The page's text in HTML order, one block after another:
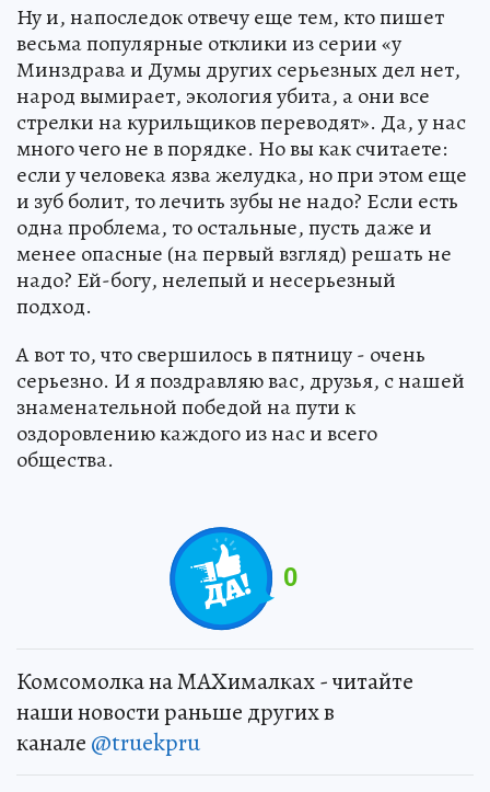
Ну и, напоследок отвечу еще тем, кто пишет
весьма популярные отклики из серии «у
Минздрава и Думы других серьезных дел нет,
народ вымирает, экология убита, а они все
стрелки на курильщиков переводят». Да, у нас
много чего не в порядке. Но вы как считаете:
если у человека язва желудка, но при этом еще
и зуб болит, то лечить зубы не надо? Если есть
одна проблема, то остальные, пусть даже и
менее опасные (на первый взгляд) решать не
надо? Ей-богу, нелепый и несерьезный
подход.
А вот то, что свершилось в пятницу - очень
серьезно. И я поздравляю вас, друзья, с нашей
знаменательной победой на пути к
оздоровлению каждого из нас и всего
общества.
0
Комсомолка на MAXималках - читайте
наши новости раньше других в
канале @truekpru